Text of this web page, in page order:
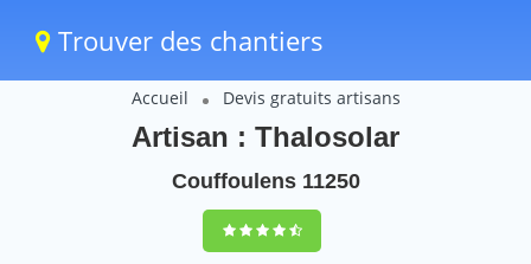
Trouver des chantiers
Accueil Devis gratuits artisans
Artisan : Thalosolar
Couffoulens 11250